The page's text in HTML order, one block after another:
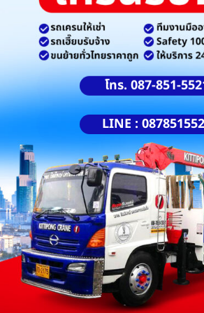
โทร. 087-851-
LINE :